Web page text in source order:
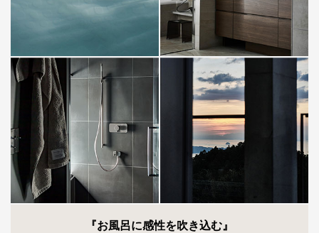
『お風呂に感性を吹き込む』